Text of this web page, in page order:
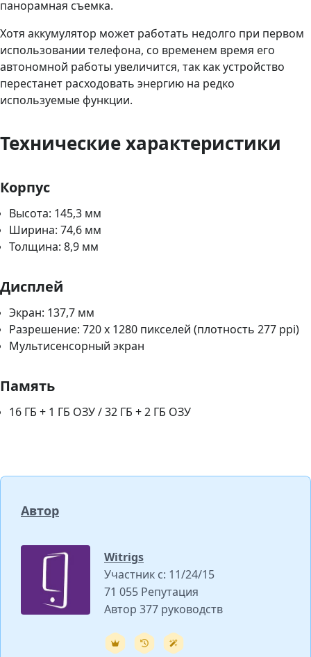
панорамная съемка.
Хотя аккумулятор может работать недолго при первом
использовании телефона, со временем время его
автономной работы увеличится, так как устройство
перестанет расходовать энергию на редко
используемые функции.
Технические характеристики
Корпус
Высота: 145,3 мм
Ширина: 74,6 мм
Толщина: 8,9 мм
Дисплей
Экран: 137,7 мм
Разрешение: 720 x 1280 пикселей (плотность 277 ppi)
Мультисенсорный экран
Память
16 ГБ + 1 ГБ ОЗУ / 32 ГБ + 2 ГБ ОЗУ
Автор
Witrigs
Участник с: 11/24/15
71 055 Репутация
Автор 377 руководств